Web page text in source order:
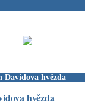
Davidova hvězda
hvězda